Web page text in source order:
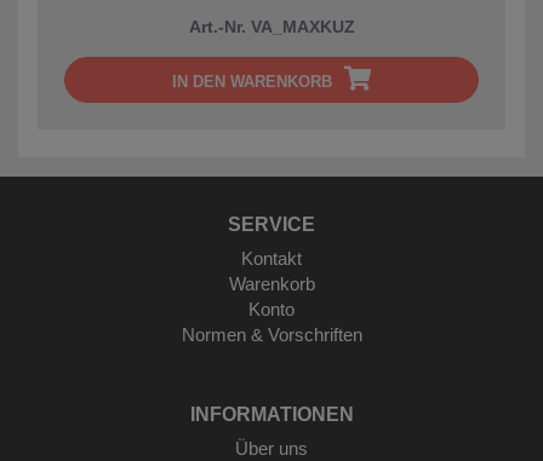
Art.-Nr. VA_MAXKUZ
IN DEN WARENKORB
SERVICE
Kontakt
Warenkorb
Konto
Normen & Vorschriften
INFORMATIONEN
Über uns